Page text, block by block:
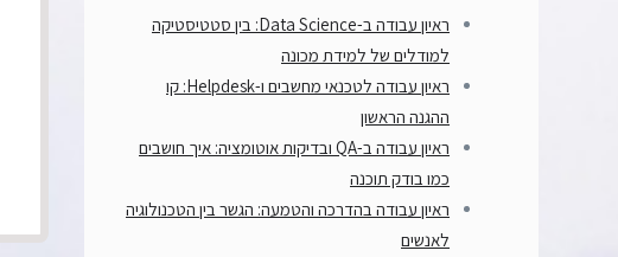
ראיון עבודה ב-Data Science: בין סטטיסטיקה
למודלים של למידת מכונה
ראיון עבודה לטכנאי מחשבים ו-Helpdesk: קו
ההגנה הראשון
ראיון עבודה ב-QA ובדיקות אוטומציה: איך חושבים
כמו בודק תוכנה
ראיון עבודה בהדרכה והטמעה: הגשר בין הטכנולוגיה
לאנשים